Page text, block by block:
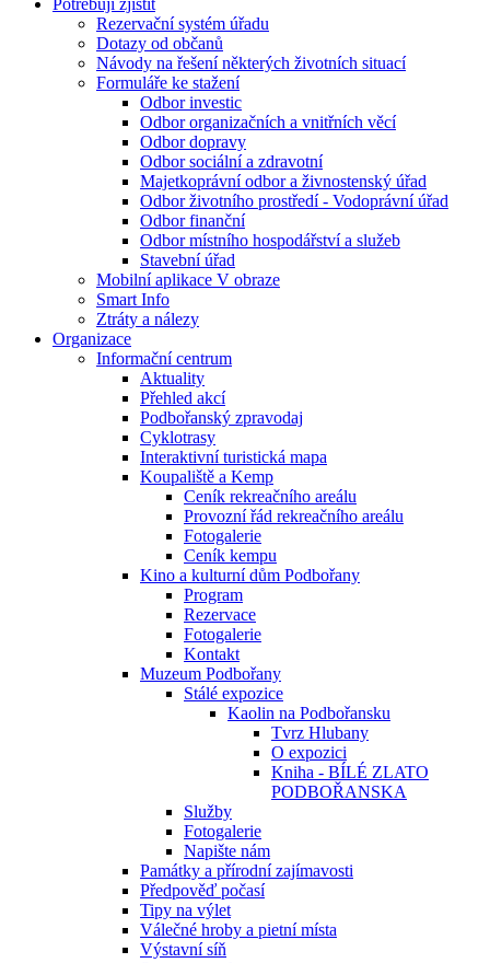
Potřebuji zjistit
Rezervační systém úřadu
Dotazy od občanů
Návody na řešení některých životních situací
Formuláře ke stažení
Odbor investic
Odbor organizačních a vnitřních věcí
Odbor dopravy
Odbor sociální a zdravotní
Majetkoprávní odbor a živnostenský úřad
Odbor životního prostředí - Vodoprávní úřad
Odbor finanční
Odbor místního hospodářství a služeb
Stavební úřad
Mobilní aplikace V obraze
Smart Info
Ztráty a nálezy
Organizace
Informační centrum
Aktuality
Přehled akcí
Podbořanský zpravodaj
Cyklotrasy
Interaktivní turistická mapa
Koupaliště a Kemp
Ceník rekreačního areálu
Provozní řád rekreačního areálu
Fotogalerie
Ceník kempu
Kino a kulturní dům Podbořany
Program
Rezervace
Fotogalerie
Kontakt
Muzeum Podbořany
Stálé expozice
Kaolin na Podbořansku
Tvrz Hlubany
O expozici
Kniha - BÍLÉ ZLATO
PODBOŘANSKA
Služby
Fotogalerie
Napište nám
Památky a přírodní zajímavosti
Předpověď počasí
Tipy na výlet
Válečné hroby a pietní místa
Výstavní síň